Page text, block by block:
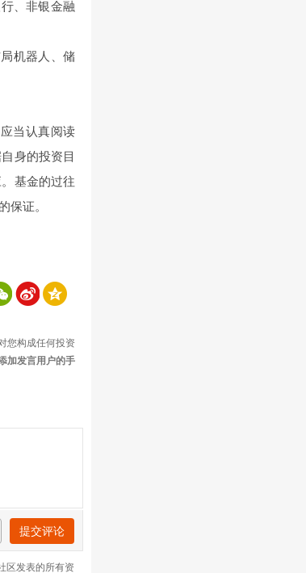
、非银金融
机器人、储
当认真阅读
身的投资目
基金的过往
保证。
您构成任何投资
加发言用户的手
提交评论
区发表的所有资